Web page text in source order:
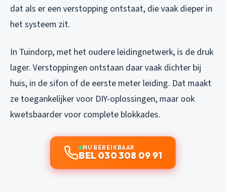
dat als er een verstopping ontstaat, die vaak dieper in
het systeem zit.
In Tuindorp, met het oudere leidingnetwerk, is de druk
lager. Verstoppingen ontstaan daar vaak dichter bij
huis, in de sifon of de eerste meter leiding. Dat maakt
ze toegankelijker voor DIY-oplossingen, maar ook
kwetsbaarder voor complete blokkades.
NU BEREIKBAAR
BEL 030 308 09 91